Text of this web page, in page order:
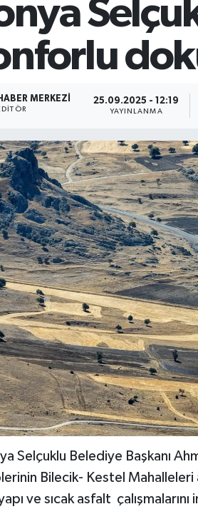
MERKEZI 25.09.2025 - 12:19
YAYINLANMA
Selçuklu Belediye Başkanı
Bilecik- Kestel Mahalleleri
ve sıcak asfalt çalışmalarını